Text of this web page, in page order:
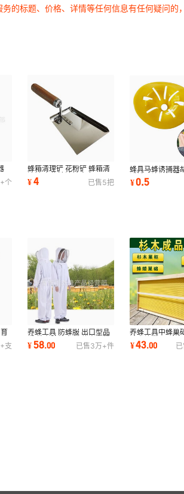
的标题、价格、详情等任何信息有任何疑问
个
蜂箱清理铲 花粉铲 蜂箱清
洁铲 杂物清洁铲出专用
¥4 已售5把
蜂具马蜂诱捕器
诱捕器蜂场抓捉
¥0.5
支
养蜂工具 防蜂服 出口型品
质 棉布防蜂衣 连体太空服
防护轻便
¥58.00 已售3万+件
养蜂工具中蜂巢
础蜜蜂巢 10个
粉蜂具蜂农
¥43.00